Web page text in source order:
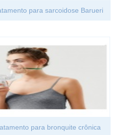
para sarcoidose Barueri
para bronquite crônica